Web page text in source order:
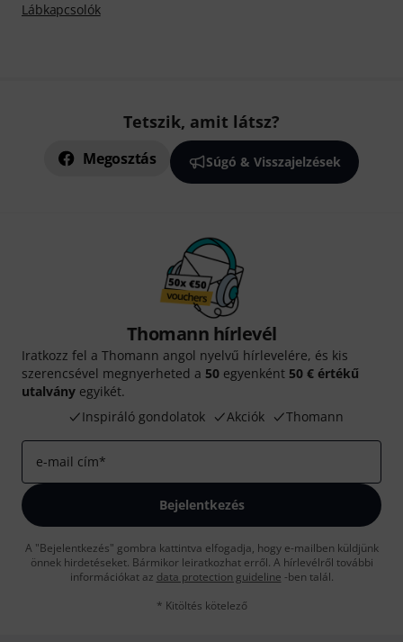
Lábkapcsolók
Tetszik, amit látsz?
Megosztás Súgó & Visszajelzések
Thomann hírlevél
Iratkozz fel a Thomann angol nyelvű hírlevelére, és kis
szerencsével megnyerheted a 50 egyenként 50 € értékű
utalvány egyikét.
Inspiráló gondolatok
Akciók Thomann
e-mail cím*
Bejelentkezés
A "Bejelentkezés" gombra kattintva elfogadja, hogy e-mailben küldjünk
önnek hirdetéseket. Bármikor leiratkozhat erről. A hírlevélről további
információkat az data protection guideline -ben talál.
* Kitöltés kötelező